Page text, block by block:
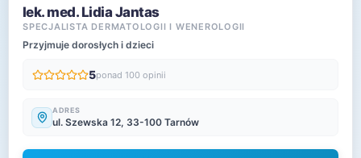
lek. med. Lidia Jantas
SPECJALISTA DERMATOLOGII I WENEROLOGII
Przyjmuje dorosłych i dzieci
5ponad 100 opinii
ADRES
ul. Szewska 12, 33-100 Tarnów